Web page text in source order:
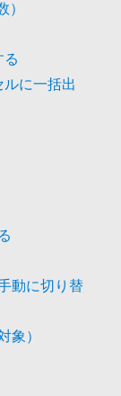
）
る
に一括出
動に切り替
象）